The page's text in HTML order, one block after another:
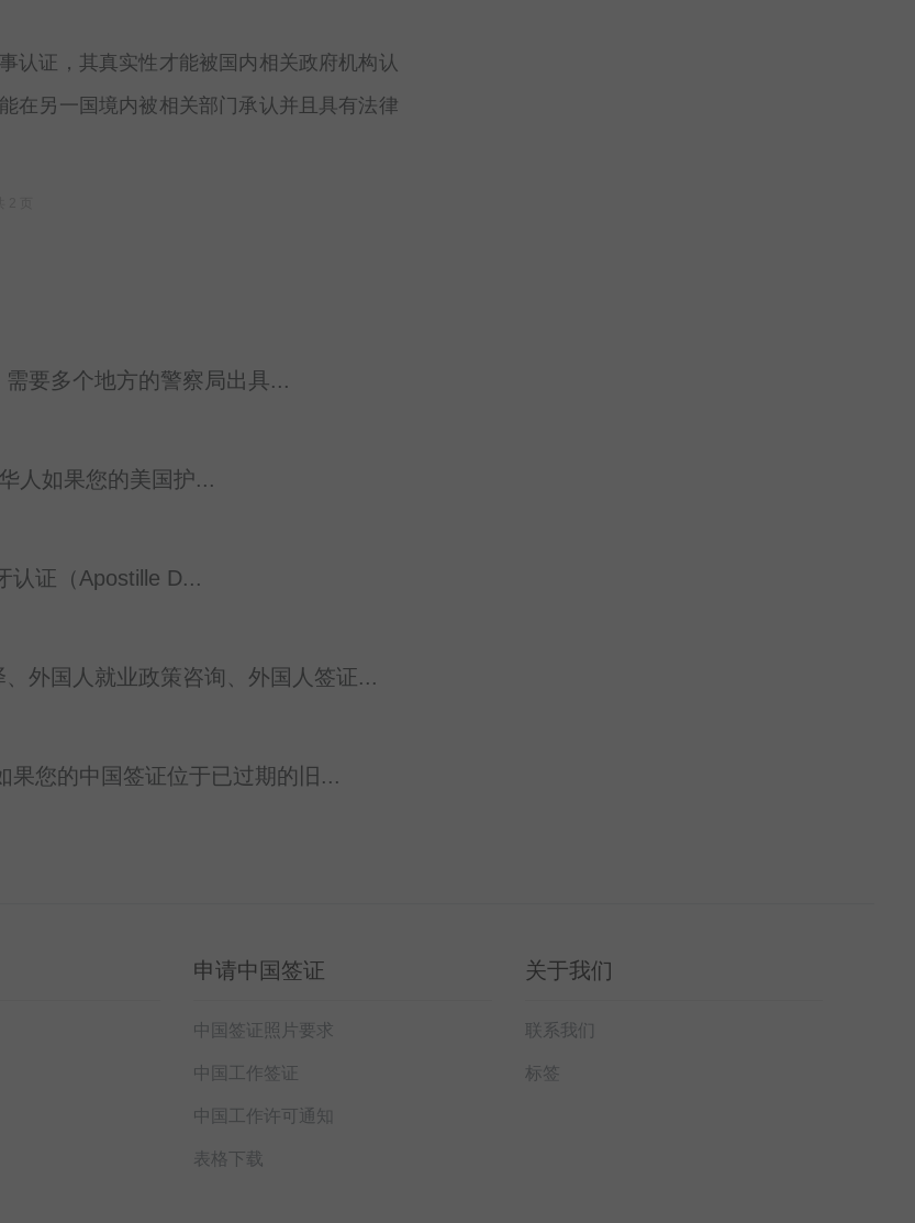
认证，其真实性才能被国内相关政府机构认
在另一国境内被相关部门承认并且具有法律
要多个地方的警察局出具...
人如果您的美国护...
认证（Apostille D...
外国人就业政策咨询、外国人签证...
果您的中国签证位于已过期的旧...
申请中国签证
中国签证照片要求
中国工作签证
中国工作许可通知
表格下载
关于我们
联系我们
标签